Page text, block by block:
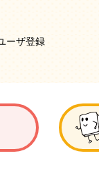
ーザ登録